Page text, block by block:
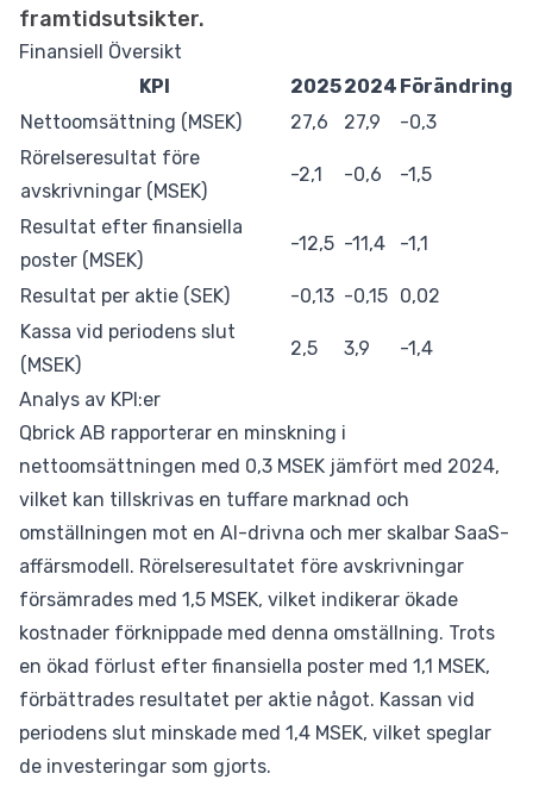
framtidsutsikter.
Finansiell Översikt
KPI
20252024 Förändring
Nettoomsättning (MSEK)
27,6 27,9
-0,3
Rörelseresultat före
avskrivningar (MSEK)
-2,1 -0,6 -1,5
Resultat efter finansiella
poster (MSEK)
-12,5 -11,4 -1,1
Resultat per aktie (SEK) -0,13 -0,15 0,02
Kassa vid periodens slut
(MSEK)
2,5 3,9 -1,4
Analys av KPI:er
Qbrick AB rapporterar en minskning i
nettoomsättningen med 0,3 MSEK jämfört med 2024,
vilket kan tillskrivas en tuffare marknad och
omställningen mot en AI-drivna och mer skalbar SaaS-
affärsmodell. Rörelseresultatet före avskrivningar
försämrades med 1,5 MSEK, vilket indikerar ökade
kostnader förknippade med denna omställning. Trots
en ökad förlust efter finansiella poster med 1,1 MSEK,
förbättrades resultatet per aktie något. Kassan vid
periodens slut minskade med 1,4 MSEK, vilket speglar
de investeringar som gjorts.